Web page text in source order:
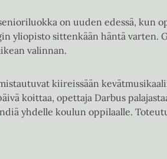
on uuden edessä, kun
yliopisto sittenkään häntä varten.
valinnan.
kiireissään
koittaa, opettaja Darbus
yhdelle koulun oppilaalle.